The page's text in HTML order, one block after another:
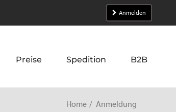
Anmelden
Preise Spedition B2B
Home Anmeldung